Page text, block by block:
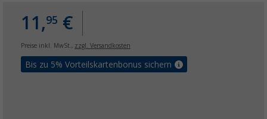
11,95 €
Preise inkl. MwSt., zzgl. Versandkosten
Bis zu 5% Vorteilskartenbonus sichern